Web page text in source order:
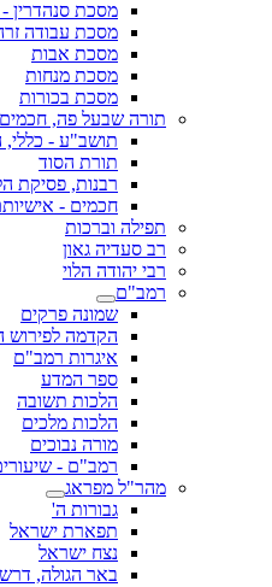
מסכת סנהדרין
מסכת עבודה
מסכת אבות
מסכת מנחות
מסכת בכורות
תורה שבעל פה, חכמים
תושב"ע - כללי,
תורת הסוד
רבנות, פסיקת
חכמים -
תפילה וברכות
רב סעדיה גאון
רבי יהודה הלוי
רמב"ם
שמונה פרקים
הקדמה
איגרות רמב"ם
ספר המדע
הלכות תשובה
הלכות מלכים
מורה נבוכים
רמב"ם -
מהר"ל מפראג
גבורות ה'
תפארת ישראל
נצח ישראל
באר הגולה,